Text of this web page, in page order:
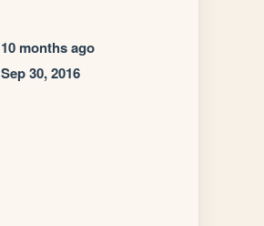
10 months ago
Sep 30, 2016